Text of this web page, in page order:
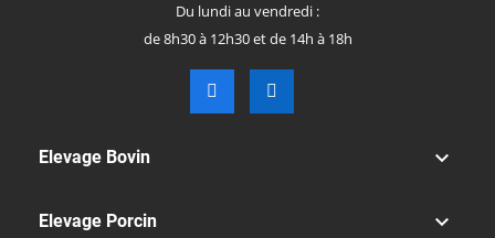
Du lundi au vendredi :
de 8h30 à 12h30 et de 14h à 18h
Elevage Bovin 
Elevage Porcin 